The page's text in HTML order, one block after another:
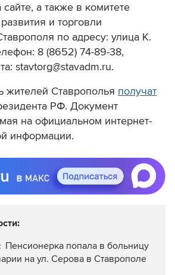
а также в комитете
и торговли
по адресу: улица К.
8 (8652) 74-89-38,
stavtorg@stavadm.ru.
жителей Ставрополья получат
РФ. Документ
на официальном интернет-
информации.
Пенсионерка попала в больницу
на ул. Серова в Ставрополе